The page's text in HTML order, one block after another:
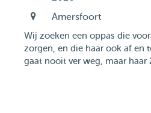
Amersfoort
Wij zoeken een oppas die
zorgen, en die haar ook af en
gaat nooit ver weg, maar haar